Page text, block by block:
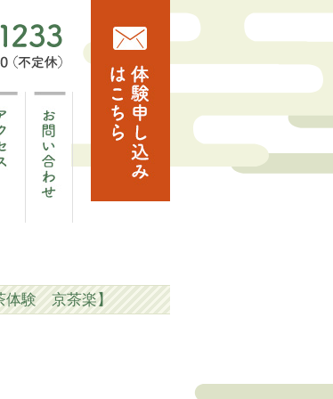
体験 京茶楽】